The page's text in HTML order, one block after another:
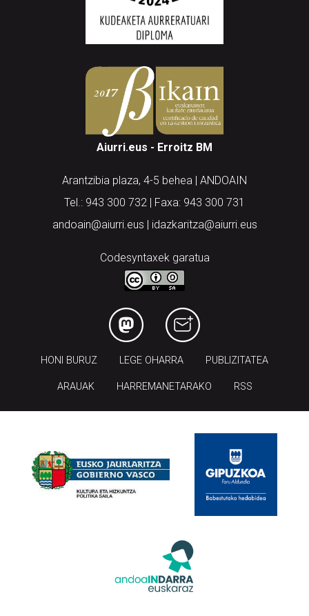
Aiurri.eus - Erroitz BM
Arantzibia plaza, 4-5 behea | ANDOAIN
Tel.: 943 300 732 | Faxa: 943 300 731
andoain@aiurri.eus | idazkaritza@aiurri.eus
Codesyntaxek garatua
HONI BURUZ LEGE OHARRA PUBLIZITATEA
ARAUAK HARREMANETARAKO RSS